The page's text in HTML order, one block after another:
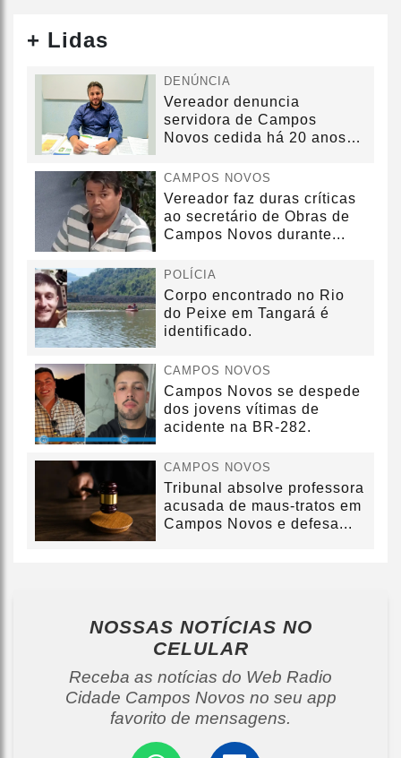
+ Lidas
DENÚNCIA
Vereador denuncia
servidora de Campos
Novos cedida há 20 anos
CAMPOS NOVOS
Vereador faz duras críticas
ao secretário de Obras de
Campos Novos durante...
POLÍCIA
Corpo encontrado no Rio
do Peixe em Tangará é
identificado.
CAMPOS NOVOS
Campos Novos se despede
dos jovens vítimas de
acidente na BR-282.
CAMPOS NOVOS
Tribunal absolve professora
acusada de maus-tratos em
Campos Novos e defesa...
NOSSAS NOTÍCIAS NO
CELULAR
Receba as notícias do Web Radio
Cidade Campos Novos no seu app
favorito de mensagens.